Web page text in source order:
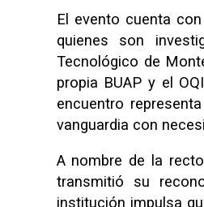
El evento cuenta
quienes son
Tecnológico de
propia BUAP y el
encuentro
vanguardia con
A nombre de la
transmitió su
institución impulsa